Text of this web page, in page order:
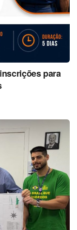
para